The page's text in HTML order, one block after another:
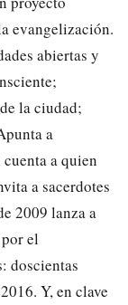
evangelización.
abiertas y
la ciudad;
a
a quien
a sacerdotes
2009 lanza a
el
doscientas
Y, en clave